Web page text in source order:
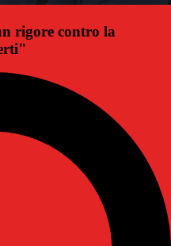
rigore contro la